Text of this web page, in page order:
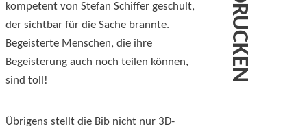
kompetent von Stefan Schiffer geschult,
der sichtbar für die Sache brannte.
Begeisterte Menschen, die ihre
Begeisterung auch noch teilen können,
sind toll!
Übrigens stellt die Bib nicht nur 3D-